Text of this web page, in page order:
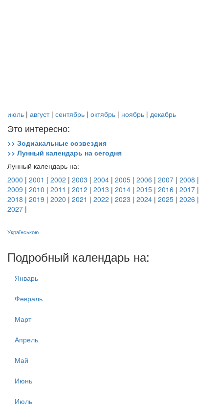
июль | август| сентябрь | октябрь | ноябрь | декабрь
Это интересно:
>> Зодиакальные созвездия
>> Лунный календарь на сегодня
Лунный календарь на:
2000 | 2001 | 2002 | 2003 | 2004 | 2005 | 2006 | 2007 | 2008 |
2009 | 2010 | 2011 | 2012 | 2013 | 2014 | 2015 | 2016 | 2017 |
2018 | 2019 | 2020 | 2021 | 2022 | 2023 | 2024 | 2025 | 2026 |
2027 |
Українською
Подробный календарь на:
Январь
Февраль
Март
Апрель
Май
Июнь
Июль